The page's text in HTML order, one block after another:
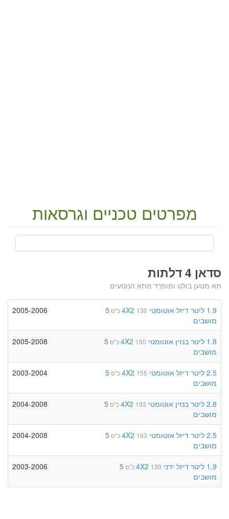
מפרטים טכניים וגרסאות
סדאן 4 דלתות
תא מטען בולט ומופרד מתא הנוסעים
1.9 ליטר דיזל אוטומטי 4X2 130 כ"ס
5
מושבים
2005-2006
1.8 ליטר בנזין אוטומטי 4X2 150 כ"ס
5
מושבים
2005-2008
2.5 ליטר דיזל אוטומטי 4X2 155 כ"ס
5
מושבים
2003-2004
2.8 ליטר בנזין אוטומטי 4X2 193 כ"ס
5
מושבים
2004-2008
2.5 ליטר דיזל אוטומטי 4X2 163 כ"ס
5
מושבים
2004-2008
1.9 ליטר דיזל ידני 4X2 130 כ"ס
5
מושבים
2003-2006